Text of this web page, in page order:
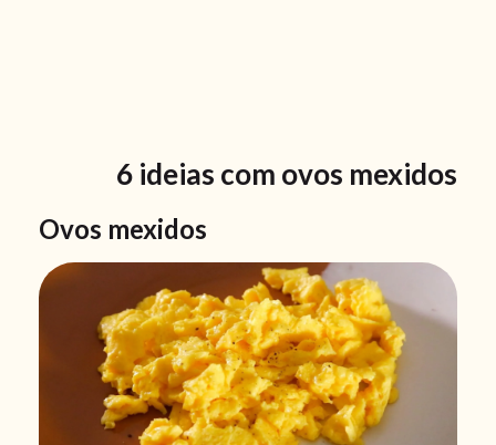
6 ideias com ovos mexidos
Ovos mexidos